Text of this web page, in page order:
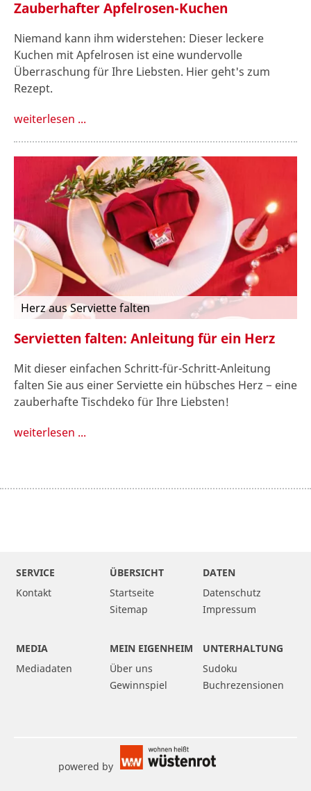
Zauberhafter Apfelrosen-Kuchen
Niemand kann ihm widerstehen: Dieser leckere
Kuchen mit Apfelrosen ist eine wundervolle
Überraschung für Ihre Liebsten. Hier geht's zum
Rezept.
weiterlesen ...
Herz aus Serviette falten
Servietten falten: Anleitung für ein Herz
Mit dieser einfachen Schritt-für-Schritt-Anleitung
falten Sie aus einer Serviette ein hübsches Herz − eine
zauberhafte Tischdeko für Ihre Liebsten!
weiterlesen ...
SERVICE
Kontakt
ÜBERSICHT
Startseite
Sitemap
DATEN
Datenschutz
Impressum
MEDIA
Mediadaten
MEIN EIGENHEIM
Über uns
Gewinnspiel
UNTERHALTUNG
Sudoku
Buchrezensionen
powered by